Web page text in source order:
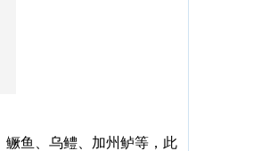
鱼、乌鳢、加州鲈等，此